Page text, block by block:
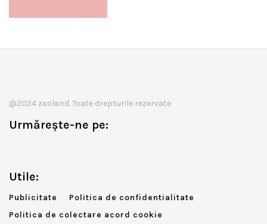
@2024 zooland. Toate drepturile rezervate
Urmărește-ne pe:
Utile:
Publicitate
Politica de confidentialitate
Politica de colectare acord cookie